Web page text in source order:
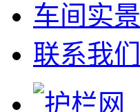
车间实景
联系我们